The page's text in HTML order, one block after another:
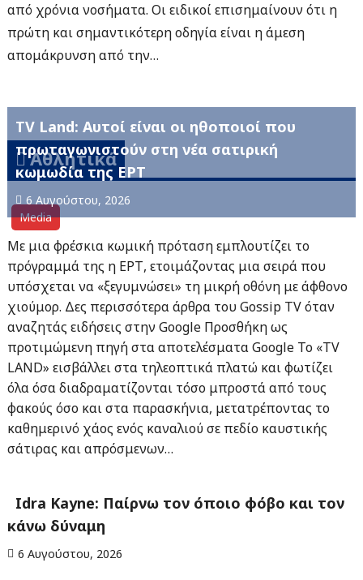
από χρόνια νοσήματα. Οι ειδικοί επισημαίνουν ότι η
πρώτη και σημαντικότερη οδηγία είναι η άμεση
απομάκρυνση από την…
Αθλητικά
Media
TV Land: Αυτοί είναι οι ηθοποιοί που
πρωταγωνιστούν στη νέα σατιρική
κωμωδία της ΕΡΤ
6 Αυγούστου, 2026
Με μια φρέσκια κωμική πρόταση εμπλουτίζει το
πρόγραμμά της η ΕΡΤ, ετοιμάζοντας μια σειρά που
υπόσχεται να «ξεγυμνώσει» τη μικρή οθόνη με άφθονο
χιούμορ. Δες περισσότερα άρθρα του Gossip TV όταν
αναζητάς ειδήσεις στην Google Προσθήκη ως
προτιμώμενη πηγή στα αποτελέσματα Google Το «TV
LAND» εισβάλλει στα τηλεοπτικά πλατώ και φωτίζει
όλα όσα διαδραματίζονται τόσο μπροστά από τους
φακούς όσο και στα παρασκήνια, μετατρέποντας το
καθημερινό χάος ενός καναλιού σε πεδίο καυστικής
σάτιρας και απρόσμενων…
Idra Kayne: Παίρνω τον όποιο φόβο και τον
κάνω δύναμη
6 Αυγούστου, 2026